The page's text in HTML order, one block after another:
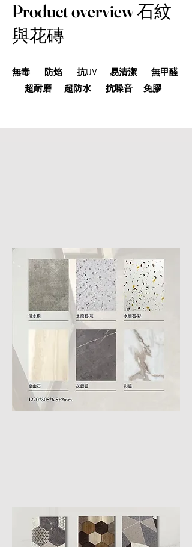
Product overview 石紋
與花磚
無毒 防焰 抗UV 易清潔 無甲醛
超耐磨 超防水 抗噪音 免膠
紋
紋
磚
磚